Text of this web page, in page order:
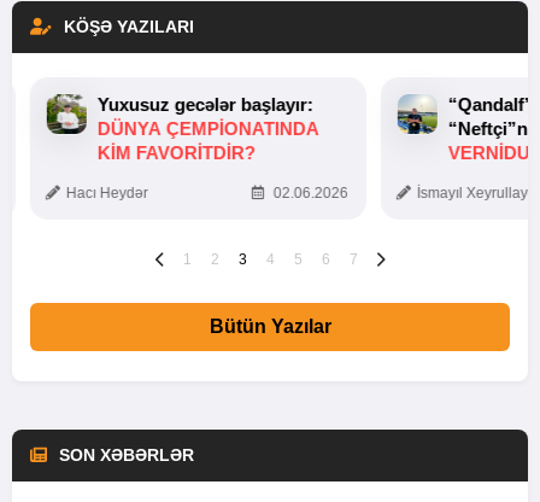
KÖŞƏ YAZILARI
Yuxusuz gecələr başlayır:
DÜNYA ÇEMPIONATINDA
KIM FAVORITDIR?
Hacı Heydər 02.06.2026 İsmayıl
1 2 3 4 5 6 7
Bütün Yazılar
SON XƏBƏRLƏR